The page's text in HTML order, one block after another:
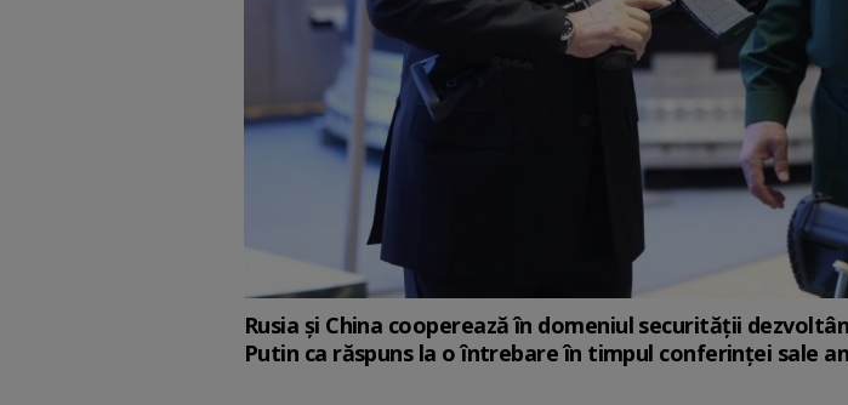
Rusia şi China cooperează în domeniul securităţii
Putin ca răspuns la o întrebare în timpul conferinţei sale